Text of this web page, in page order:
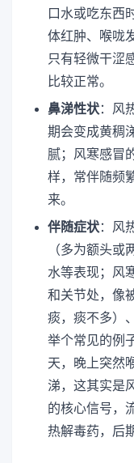
口水或吃东西
体红肿、喉咙
只有轻微干涩
比较正常。
鼻涕性状：风
期会变成黄稠
腻；风寒感冒
样，常伴随频
来。
伴随症状：风
（多为额头或
水等表现；风
和关节处，像
痰，痰不多）
举个常见的例
天，晚上突然
涕，这其实是
的核心信号，
热解毒药，后